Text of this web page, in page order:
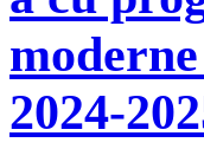
2024-